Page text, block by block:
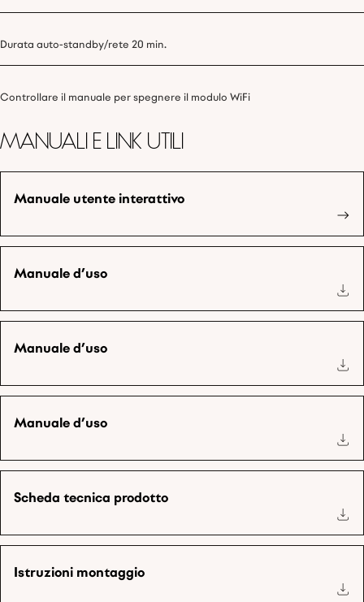
Durata auto-standby/rete 20 min.
Controllare il manuale per spegnere il modulo WiFi
Manuali e link utili
Manuale utente interattivo
Manuale d’uso
Manuale d’uso
Manuale d’uso
Scheda tecnica prodotto
Istruzioni montaggio